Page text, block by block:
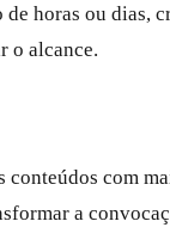
horas ou
o alcance.
com
a